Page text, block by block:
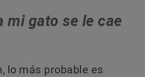
mi gato se le cae
lo más probable es